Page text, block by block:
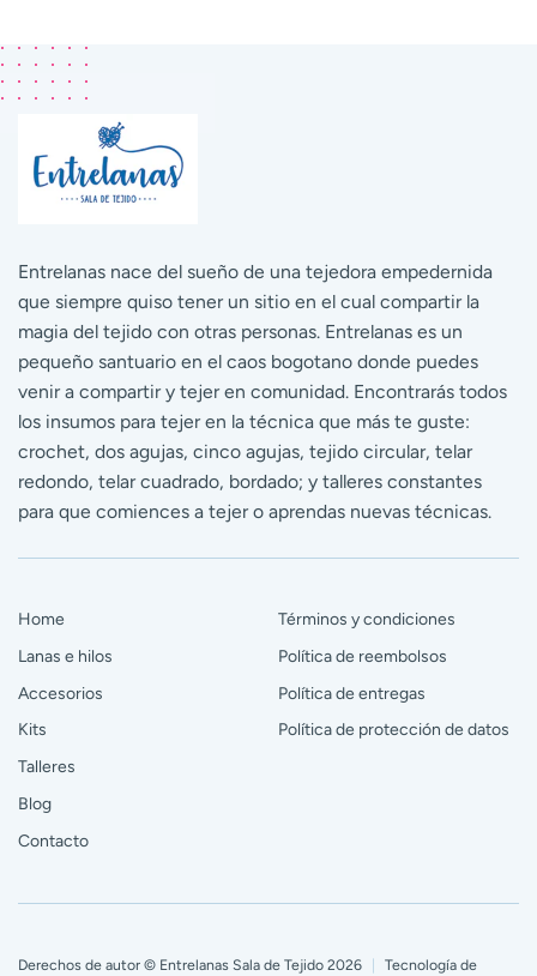
Entrelanas nace del sueño de una tejedora empedernida
que siempre quiso tener un sitio en el cual compartir la
magia del tejido con otras personas. Entrelanas es un
pequeño santuario en el caos bogotano donde puedes
venir a compartir y tejer en comunidad. Encontrarás todos
los insumos para tejer en la técnica que más te guste:
crochet, dos agujas, cinco agujas, tejido circular, telar
redondo, telar cuadrado, bordado; y talleres constantes
para que comiences a tejer o aprendas nuevas técnicas.
Home
Lanas e hilos
Accesorios
Kits
Talleres
Blog
Contacto
Términos y condiciones
Política de reembolsos
Política de entregas
Política de protección de datos
Derechos de autor © Entrelanas Sala de Tejido 2026 Tecnología de